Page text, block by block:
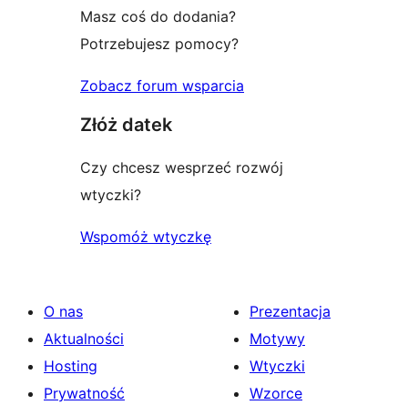
Masz coś do dodania?
Potrzebujesz pomocy?
Zobacz forum wsparcia
Złóż datek
Czy chcesz wesprzeć rozwój
wtyczki?
Wspomóż wtyczkę
O nas
Aktualności
Hosting
Prywatność
Prezentacja
Motywy
Wtyczki
Wzorce